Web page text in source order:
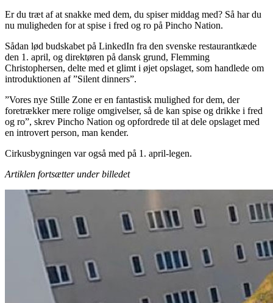
Er du træt af at snakke med dem, du spiser middag med? Så har du
nu muligheden for at spise i fred og ro på Pincho Nation.
Sådan lød budskabet på LinkedIn fra den svenske restaurantkæde
den 1. april, og direktøren på dansk grund, Flemming
Christophersen, delte med et glimt i øjet opslaget, som handlede om
introduktionen af ”Silent dinners”.
”Vores nye Stille Zone er en fantastisk mulighed for dem, der
foretrækker mere rolige omgivelser, så de kan spise og drikke i fred
og ro”, skrev Pincho Nation og opfordrede til at dele opslaget med
en introvert person, man kender.
Cirkusbygningen var også med på 1. april-legen.
Artiklen fortsætter under billedet